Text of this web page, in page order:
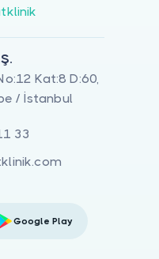
Kat:8 D:60,
/ İstanbul
33
Google Play